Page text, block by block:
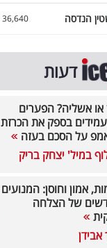
הנדסה 36,640
דעות
או אשליה? הפערים
בספק את הכרזת
על הסכם בעזה
במיל' יצחק בריק
אמון וחוסן: המנועים
של הצלחה
אבידן